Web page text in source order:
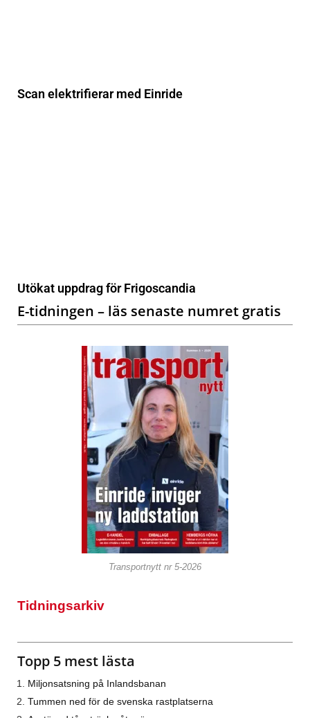
Scan elektrifierar med Einride
Utökat uppdrag för Frigoscandia
E-tidningen – läs senaste numret gratis
Transportnytt nr 5-2026
Tidningsarkiv
Topp 5 mest lästa
Miljonsatsning på Inlandsbanan
Tummen ned för de svenska rastplatserna